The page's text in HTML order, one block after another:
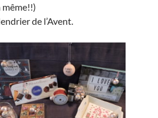
de l’Avent.